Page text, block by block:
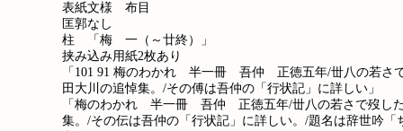
表紙文様 布目
匡郭なし
柱 「梅 一（～廿終）」
挟み込み用紙2枚あり
「101 91 梅のわかれ 半一冊 吾仲 正徳五年/丗八の若さ
田大川の追悼集。/その傅は吾仲の「行状記」に詳しい」
「梅のわかれ 半一冊 吾仲 正徳五年/丗八の若さで歿し
集。/その伝は吾仲の「行状記」に詳しい。/題名は辞世吟「